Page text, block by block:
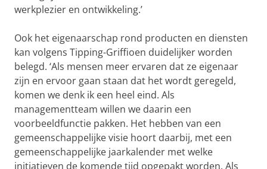
werkplezier en ontwikkeling.’
Ook het eigenaarschap rond producten en diensten
kan volgens Tipping-Griffioen duidelijker worden
belegd. ‘Als mensen meer ervaren dat ze eigenaar
zijn en ervoor gaan staan dat het wordt geregeld,
komen we denk ik een heel eind. Als
managementteam willen we daarin een
voorbeeldfunctie pakken. Het hebben van een
gemeenschappelijke visie hoort daarbij, met een
gemeenschappelijke jaarkalender met welke
initiatieven de komende tijd opgepakt worden. Als